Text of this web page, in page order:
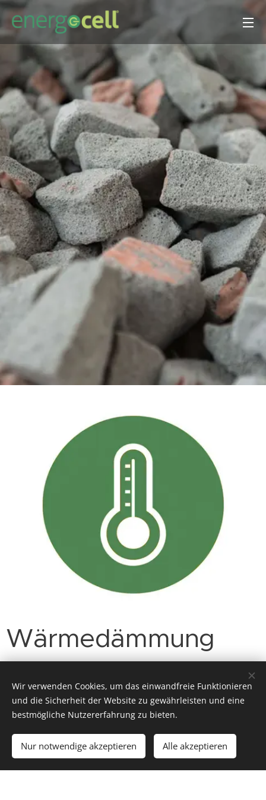
Wärmedämmung
Die Luft in großer Menge in den Poren sorgt für
ausgezeichnete Wärmedämmung. Dadurch nimmt er
unter den Wärmedämmstoffen einen vornehmen
Platz ein.
Wir verwenden Cookies, um das einwandfreie Funktionieren
und die Sicherheit der Website zu gewährleisten und eine
bestmögliche Nutzererfahrung zu bieten.
Nur notwendige akzeptieren Alle akzeptieren